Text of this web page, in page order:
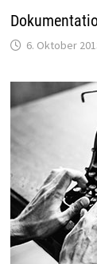
6. Oktober